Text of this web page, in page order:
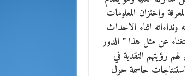
واختزان المعلومات
اثناء الاحداث
عن مثل هذا ” الدور
رؤيتهم النقدية في
حاسمة حول